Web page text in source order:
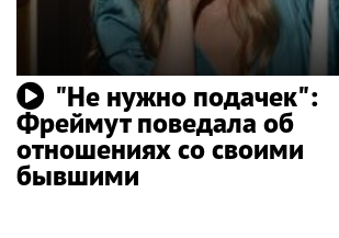
"Не нужно подачек":
Фреймут поведала об
отношениях со своими
бывшими